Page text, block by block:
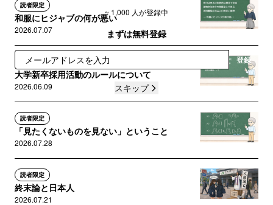
読者限定
和服にヒジャブの何が悪い
2026.07.07
読者限定
大学新卒採用活動のルールについて
2026.06.09
読者限定
「見たくないものを見ない」ということ
2026.07.28
読者限定
終末論と日本人
2026.07.21
~ 1,000 人が登録中
まずは無料登録
登録
スキップ